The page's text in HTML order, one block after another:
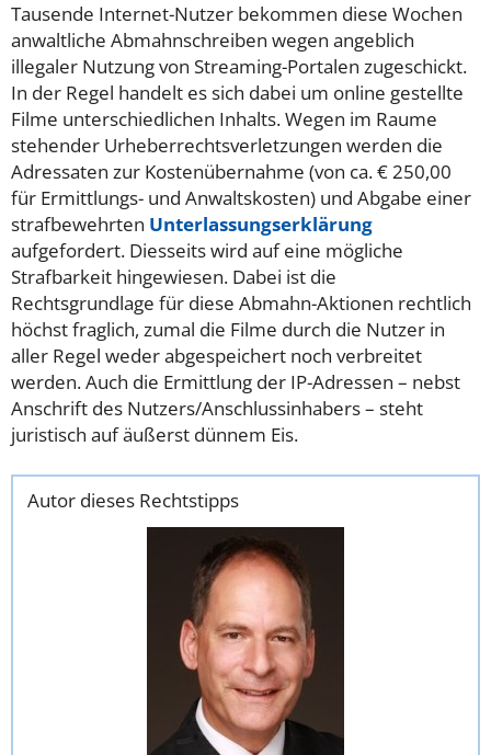
Tausende Internet-Nutzer bekommen diese Wochen
anwaltliche Abmahnschreiben wegen angeblich
illegaler Nutzung von Streaming-Portalen zugeschickt.
In der Regel handelt es sich dabei um online gestellte
Filme unterschiedlichen Inhalts. Wegen im Raume
stehender Urheberrechtsverletzungen werden die
Adressaten zur Kostenübernahme (von ca. € 250,00
für Ermittlungs- und Anwaltskosten) und Abgabe einer
strafbewehrten Unterlassungserklärung
aufgefordert. Diesseits wird auf eine mögliche
Strafbarkeit hingewiesen. Dabei ist die
Rechtsgrundlage für diese Abmahn-Aktionen rechtlich
höchst fraglich, zumal die Filme durch die Nutzer in
aller Regel weder abgespeichert noch verbreitet
werden. Auch die Ermittlung der IP-Adressen – nebst
Anschrift des Nutzers/Anschlussinhabers – steht
juristisch auf äußerst dünnem Eis.
Autor dieses Rechtstipps